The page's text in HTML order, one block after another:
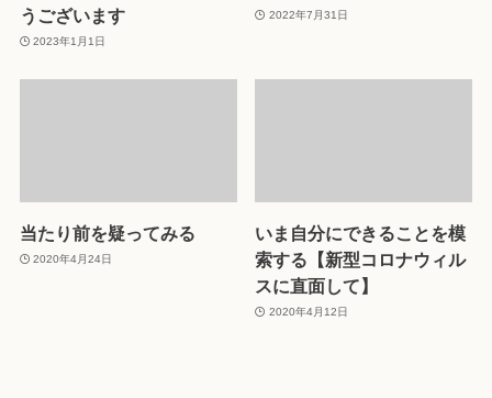
うございます
2023年1月1日
2022年7月31日
当たり前を疑ってみる
2020年4月24日
いま自分にできることを模
索する【新型コロナウィル
スに直面して】
2020年4月12日